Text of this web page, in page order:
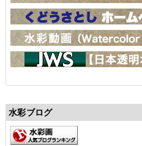
水彩ブログ